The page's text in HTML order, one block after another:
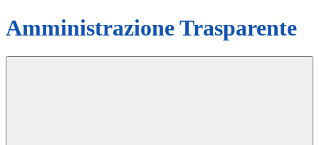
Amministrazione Trasparente